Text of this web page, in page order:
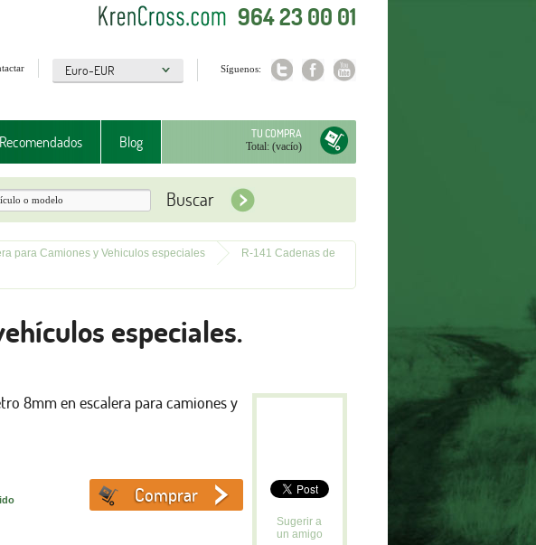
964 23 00 01
Síguenos:
TU COMPRA
Total: (vacío)
Recomendados Blog
para Camiones y Vehiculos especiales
R-141 Cadenas de
especiales.
8mm en escalera para camiones y
Sugerir a
un amigo